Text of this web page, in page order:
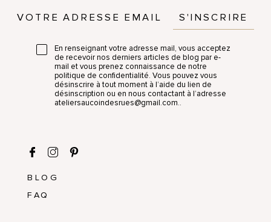
S'INSCRIRE
En renseignant votre adresse mail, vous acceptez
de recevoir nos derniers articles de blog par e-
mail et vous prenez connaissance de notre
politique de confidentialité. Vous pouvez vous
désinscrire à tout moment à l’aide du lien de
désinscription ou en nous contactant à l’adresse
ateliersaucoindesrues@gmail.com..
BLOG
FAQ